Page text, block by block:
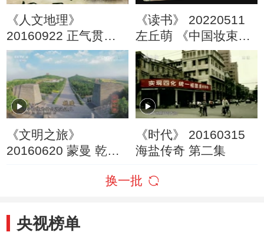
《人文地理》
20160922 正气贯古
今 第四集 傲骨铮铮
——刘禹锡
《读书》 20220511
左丘萌 《中国妆束
——大唐女儿行》 古
代女子时尚指南：
《中国妆束》
《文明之旅》
20160620 蒙曼 乾陵
《时代》 20160315
海盐传奇 第二集
换一批
央视榜单